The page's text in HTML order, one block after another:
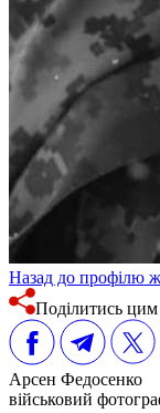
Назад до профілю
Поділитись цим
Арсен Федосенко
військовий